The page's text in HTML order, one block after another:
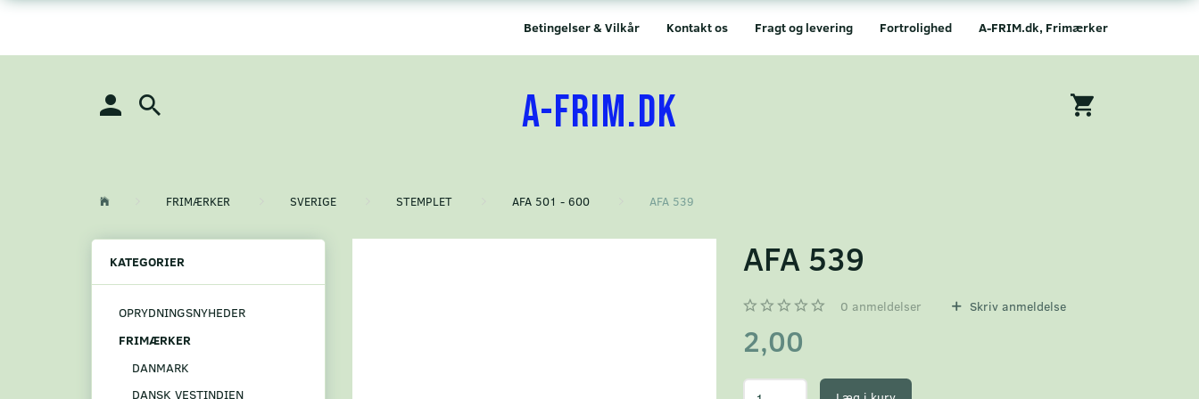
A-FRIM.dk, Frimærker
Fortrolighed
Fragt og levering
Kontakt os
Betingelser & Vilkår
A-FRIM.DK
FRIMÆRKER SVERIGE STEMPLET AFA 501 - 600 AFA 539
KATEGORIER
OPRYDNINGSNYHEDER
FRIMÆRKER
DANMARK
DANSK VESTINDIEN
AFA 539
0 anmeldelser Skriv anmeldelse
2,00